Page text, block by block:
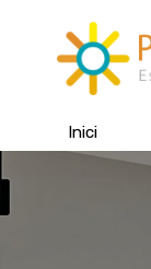
Inici